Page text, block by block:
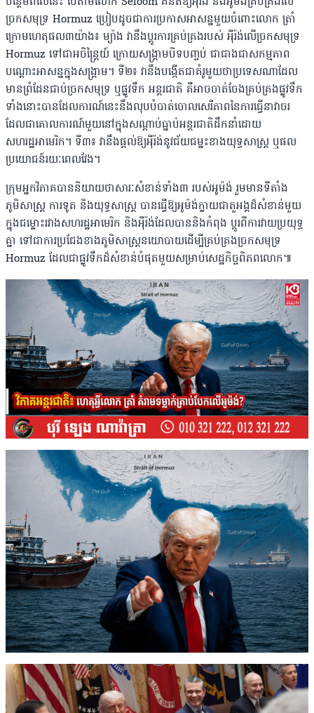
ច្រកសមុទ្រ Hormuz ប្រៀបដូចជាការប្រកាសអាសន្នមួយចំពោះលោក ត្រាំ
ក្រោមហេតុផល៣យ៉ាង៖ ម្យ៉ាង វានឹងប្ដូរការគ្រប់គ្រងរបស់ អ៉ីរ៉ង់លើច្រកសមុទ្រ
Hormuz ទៅជាអចិន្ត្រៃយ៍ ក្រោយសង្រ្គាមបិទបញ្ចប់ ជាជាងជាសកម្មភាព
បណ្ដោះអាសន្នក្នុងសង្រ្គាម។ ទី២៖ វានឹងបង្កើតជាគំរូមួយថាប្រទេសណាដែល
មានព្រំដែនជាប់ច្រកសមុទ្រ ឬផ្លូវទឹក អន្តរជាតិ គឺអាចចាត់ចែងគ្រប់គ្រងផ្លូវទឹក
ទាំងនោះបានដែលការណ៍នេះនឹងលុបបំបាត់ចោលសេរីភាពនៃការធ្វើនាវាចរ
ដែលជាគោលការណ៍មួយនៅក្នុងសណ្ដាប់ធ្នាប់អន្តរជាតិដឹកនាំដោយ
សហរដ្ឋអាមេរិក។ ទី៣៖ វានឹងផ្ដល់ឱ្យអ៉ីរ៉ង់នូវជ័យជម្នះខាងយុទ្ធសាស្ត្រ ឬផល
ប្រយោជន៍រយៈពេលវែង។
ក្រុមអ្នកវិភាគបាននិយាយថាសារៈសំខាន់ទាំង៣ របស់អូម៉ង់ រួមមានទីតាំង
ភូមិសាស្ត្រ ការទូត និងយុទ្ធសាស្ត្រ បានធ្វើឱ្យអូម៉ង់ក្លាយជាតួអង្គដ៏សំខាន់មួយ
ក្នុងជម្លោះរវាងសហរដ្ឋអាមេរិក និងអ៉ីរ៉ង់ដែលបាននិងកំពុង ប្ដូរពីការវាយប្រយុទ្ធ
គ្នា ទៅជាការប្រជែងខាងភូមិសាស្ត្រនយោបាយដើម្បីគ្រប់គ្រងច្រកសមុទ្រ
Hormuz ដែលជាផ្លូវទឹកដ៏សំខាន់បំផុតមួយសម្រាប់សេដ្ឋកិច្ចពិភពលោក៕